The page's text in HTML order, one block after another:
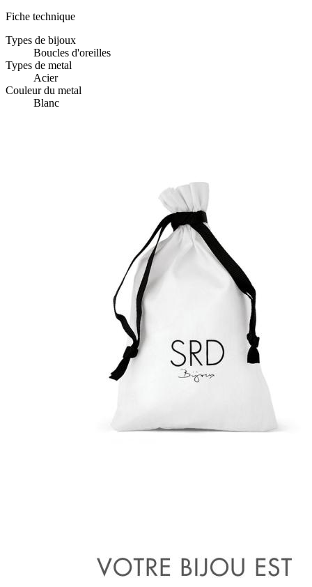
Fiche technique
Types de bijoux
Boucles d'oreilles
Types de metal
Acier
Couleur du metal
Blanc